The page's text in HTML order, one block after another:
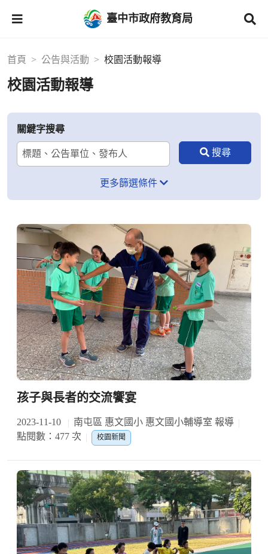
臺中市政府教育局
首頁 公告與活動 校園活動報導
校園活動報導
關鍵字搜尋
更多篩選條件
孩子與長者的交流饗宴
2023-11-10
南屯區 惠文國小 惠文國小輔導室 報導
點閱數：477 次
校園新聞